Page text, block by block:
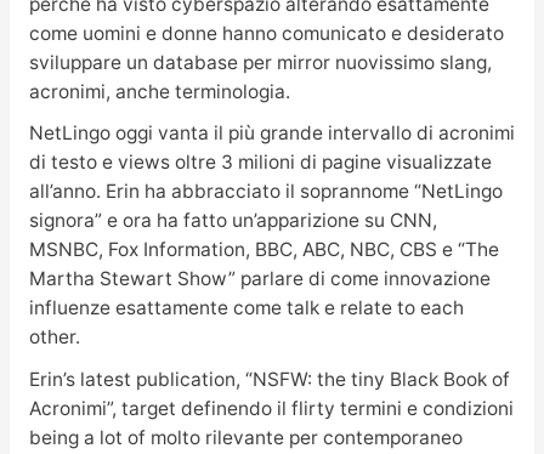
come uomini e donne hanno comunicato e desiderato
sviluppare un database per mirror nuovissimo slang,
acronimi, anche terminologia.
NetLingo oggi vanta il più grande intervallo di acronimi
di testo e views oltre 3 milioni di pagine visualizzate
all’anno. Erin ha abbracciato il soprannome “NetLingo
signora” e ora ha fatto un’apparizione su CNN,
MSNBC, Fox Information, BBC, ABC, NBC, CBS e “The
Martha Stewart Show” parlare di come innovazione
influenze esattamente come talk e relate to each
other.
Erin’s latest publication, “NSFW: the tiny Black Book of
Acronimi”, target definendo il flirty termini e condizioni
being a lot of molto rilevante per contemporaneo